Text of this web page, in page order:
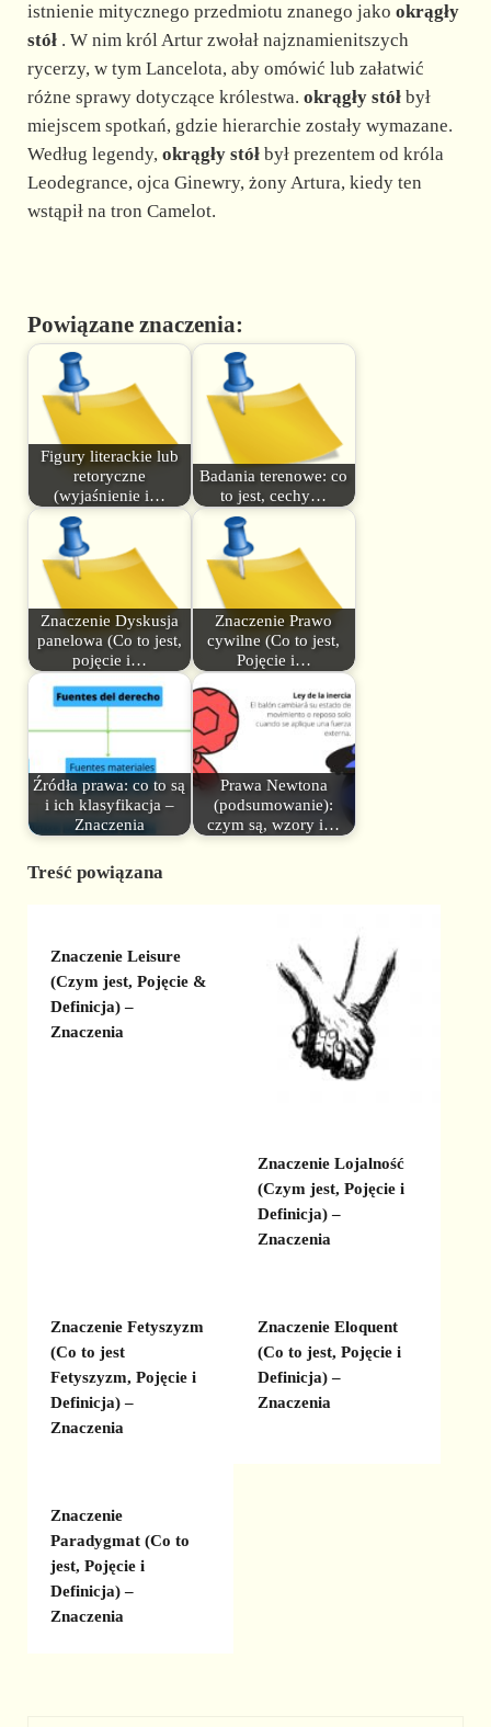
istnienie mitycznego przedmiotu znanego jako okrągły
stół. W nim król Artur zwołał najznamienitszych
rycerzy, w tym Lancelota, aby omówić lub załatwić
różne sprawy dotyczące królestwa. okrągły stółbył
miejscem spotkań, gdzie hierarchie zostały wymazane.
Według legendy, okrągły stółbył prezentem od króla
Leodegrance, ojca Ginewry, żony Artura, kiedy ten
wstąpił na tron Camelot.
Powiązane znaczenia:
Figury literackie lub
retoryczne
(wyjaśnienie i…
Badania terenowe: co
to jest, cechy…
Znaczenie Dyskusja
panelowa (Co to jest,
pojęcie i…
Znaczenie Prawo
cywilne (Co to jest,
Pojęcie i…
Źródła prawa: co to są
i ich klasyfikacja –
Znaczenia
Prawa Newtona
(podsumowanie):
czym są, wzory i…
Treść powiązana
Znaczenie Leisure
(Czym jest, Pojęcie &
Definicja) –
Znaczenia
Znaczenie Lojalność
(Czym jest, Pojęcie i
Definicja) –
Znaczenia
Znaczenie Fetyszyzm
(Co to jest
Fetyszyzm, Pojęcie i
Definicja) –
Znaczenia
Znaczenie Eloquent
(Co to jest, Pojęcie i
Definicja) –
Znaczenia
Znaczenie
Paradygmat (Co to
jest, Pojęcie i
Definicja) –
Znaczenia